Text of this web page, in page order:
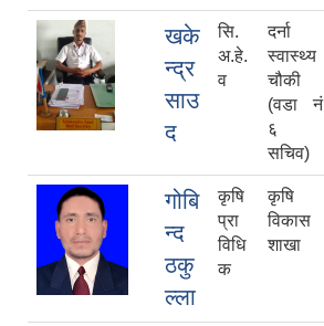
खके
न्द्र
साउ
द
सि.
अ.हे.
व
दर्ना
स्वास्थ्य
चौकी
(वडा नं
६
सचिव)
गोबि
न्द
ठकु
ल्ला
कृषि
प्रा
विधि
क
कृषि
विकास
शाखा